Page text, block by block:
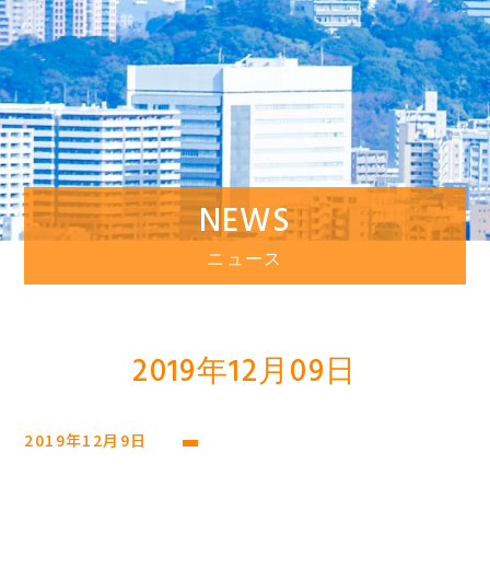
NEWS
ニュース
2019年12月09日
2019年12月9日